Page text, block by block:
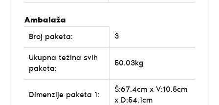
Ambalaža
Broj paketa:
3
Ukupna težina svih
paketa:
50.03kg
Dimenzije paketa 1:
Š:67.4cm x V:10.5cm
x D:54.1cm